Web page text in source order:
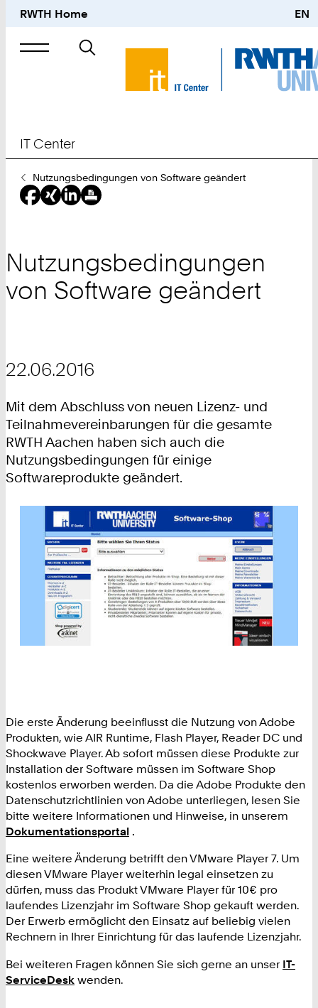
RWTH Home EN
Suche
nach
IT Center
Sie
sind
hier:
Nutzungsbedingungen von Software geändert
Nutzungsbedingungen
von Software geändert
22.06.2016
Mit dem Abschluss von neuen Lizenz- und
Teilnahmevereinbarungen für die gesamte
RWTH Aachen haben sich auch die
Nutzungsbedingungen für einige
Softwareprodukte geändert.
Die erste Änderung beeinflusst die Nutzung von Adobe
Produkten, wie AIR Runtime, Flash Player, Reader DC und
Shockwave Player. Ab sofort müssen diese Produkte zur
Installation der Software müssen im Software Shop
kostenlos erworben werden. Da die Adobe Produkte den
Datenschutzrichtlinien von Adobe unterliegen, lesen Sie
bitte weitere Informationen und Hinweise, in unserem
Dokumentationsportal .
Eine weitere Änderung betrifft den VMware Player 7. Um
diesen VMware Player weiterhin legal einsetzen zu
dürfen, muss das Produkt VMware Player für 10€ pro
laufendes Lizenzjahr im Software Shop gekauft werden.
Der Erwerb ermöglicht den Einsatz auf beliebig vielen
Rechnern in Ihrer Einrichtung für das laufende Lizenzjahr.
Bei weiteren Fragen können Sie sich gerne an unser IT-
ServiceDesk wenden.